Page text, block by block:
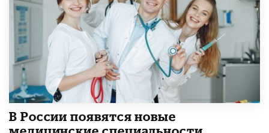
В России появятся новые